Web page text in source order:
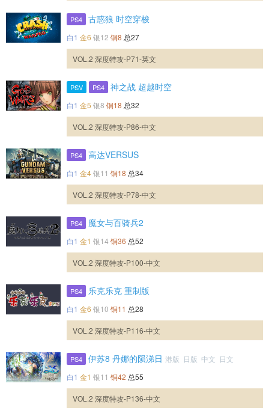
PS4 古惑狼 时空穿梭
白1 金6 银12 铜8 总27
VOL.2 深度特攻-P71-英文
PSV PS4 神之战 超越时空
白1 金5 银8 铜18 总32
VOL.2 深度特攻-P86-中文
PS4 高达VERSUS
白1 金4银11 铜18 总34
VOL.2 深度特攻-P78-中文
PS4 魔女与百骑兵2
白1 金1 银14 铜36 总52
VOL.2 深度特攻-P100-中文
PS4 乐克乐克 重制版
白1 金6 银10 铜11 总28
VOL.2 深度特攻-P116-中文
PS4 伊苏8 丹娜的陨涕日 港版 日版 中文 日文
白1 金1 银11 铜42 总55
VOL.2 深度特攻-P136-中文